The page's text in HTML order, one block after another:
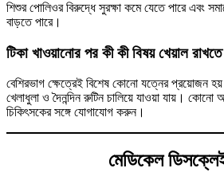
শিশুর পোলিওর বিরুদ্ধে সুরক্ষা কমে যেতে পারে এবং
বাড়তে পারে।
টিকা খাওয়ানোর পর কী কী বিষয় খেয়াল
বেশিরভাগ ক্ষেত্রেই বিশেষ কোনো যত্নের প্রয়োজন হয়
খেলাধুলা ও দৈনন্দিন রুটিন চালিয়ে যাওয়া যায়। কোনো
চিকিৎসকের সঙ্গে যোগাযোগ করুন।
মেডিকেল